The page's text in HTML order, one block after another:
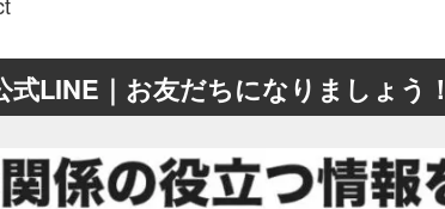
式LINE｜お友だちになりましょう！